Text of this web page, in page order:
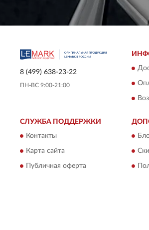
8 (499) 638-23-22
ПН-ВС 9:00-21:00
СЛУЖБА ПОДДЕРЖКИ
Контакты
Карта сайта
Публичная оферта